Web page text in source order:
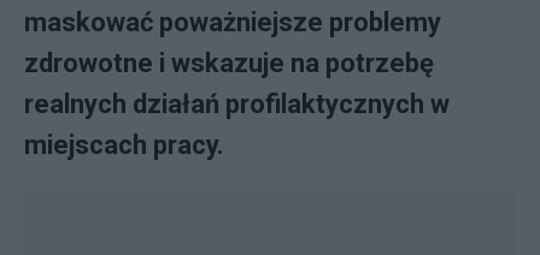
maskować poważniejsze problemy
zdrowotne i wskazuje na potrzebę
realnych działań profilaktycznych w
miejscach pracy.